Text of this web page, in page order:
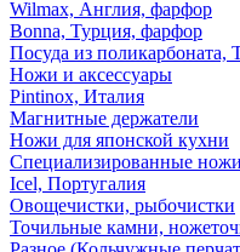
Wilmax, Англия, фарфор
Bonna, Турция, фарфор
Посуда из поликарбоната,
Ножи и аксессуары
Pintinox, Италия
Магнитные держатели
Ножи для японской кухни
Специализированные
Icel, Португалия
Овощечистки, рыбочистки
Точильные камни,